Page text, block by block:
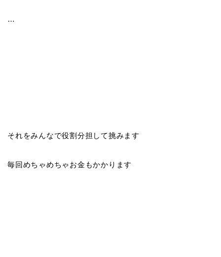
…
それをみんなで役割分担して挑みます
毎回めちゃめちゃお金もかかります